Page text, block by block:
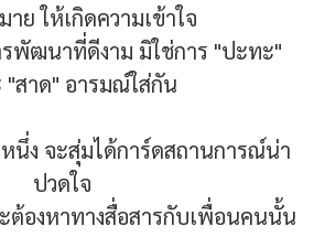
าย ให้เกิดความเข้าใจ
รพัฒนาที่ดีงาม มิใช่การ "ปะทะ"
"สาด" อารมณ์ใส่กัน
ะสุ่มได้การ์ดสถานการณ์น่า
ปวดใจ
ต้องหาทางสื่อสารกับเพื่อนคนนั้น